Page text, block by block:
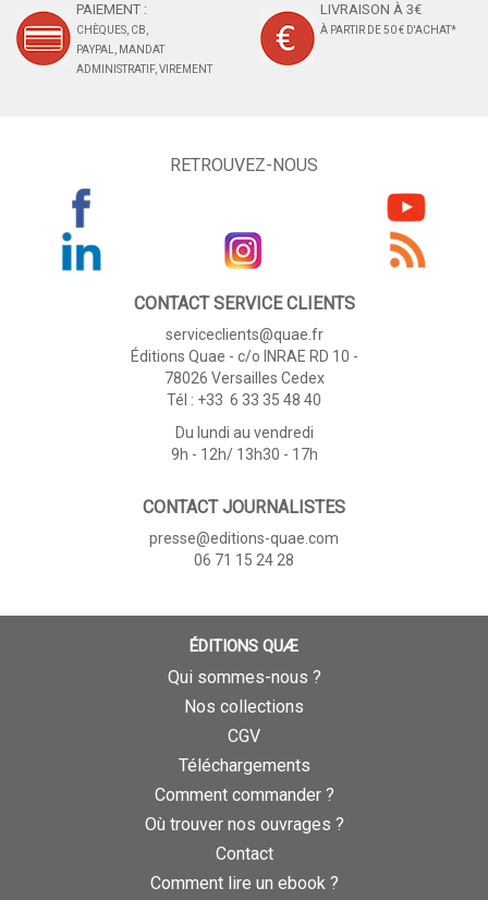
PAIEMENT :
CHÈQUES, CB,
PAYPAL, MANDAT
ADMINISTRATIF, VIREMENT
LIVRAISON À 3€
À PARTIR DE 50 € D'ACHAT*
RETROUVEZ-NOUS
CONTACT SERVICE CLIENTS
serviceclients@quae.fr
Éditions Quae - c/o INRAE RD 10 -
78026 Versailles Cedex
Tél : +33 6 33 35 48 40
Du lundi au vendredi
9h - 12h/ 13h30 - 17h
CONTACT JOURNALISTES
presse@editions-quae.com
06 71 15 24 28
ÉDITIONS QUÆ
Qui sommes-nous ?
Nos collections
CGV
Téléchargements
Comment commander ?
Où trouver nos ouvrages ?
Contact
Comment lire un ebook ?